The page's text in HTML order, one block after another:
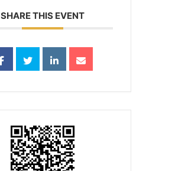
SHARE THIS EVENT